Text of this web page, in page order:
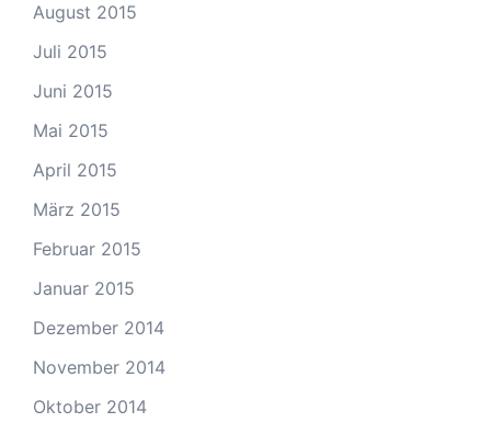
August 2015
Juli 2015
Juni 2015
Mai 2015
April 2015
März 2015
Februar 2015
Januar 2015
Dezember 2014
November 2014
Oktober 2014